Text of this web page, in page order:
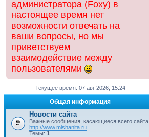
администратора (Foxy) в
настоящее время нет
возможности отвечать на
ваши вопросы, но мы
приветствуем
взаимодействие между
пользователями
Текущее время: 07 авг 2026, 15:24
Общая информация
Новости сайта
Важные сообщения, касающиеся всего сайта
http://www.mishanita.ru
Темы: 1